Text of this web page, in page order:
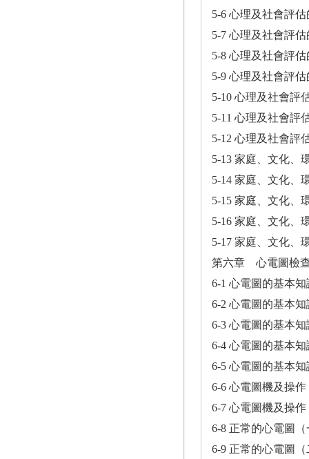
5-6 心理及社會評
5-7 心理及社會評
5-8 心理及社會評
5-9 心理及社會評
5-10 心理及社會評
5-11 心理及社會評
5-12 心理及社會評
5-13 家庭、文化、
5-14 家庭、文化、
5-15 家庭、文化、
5-16 家庭、文化、
5-17 家庭、文化、
第六章 心電圖檢
6-1 心電圖的基本
6-2 心電圖的基本
6-3 心電圖的基本
6-4 心電圖的基本
6-5 心電圖的基本
6-6 心電圖機及操
6-7 心電圖機及操
6-8 正常的心電圖（
6-9 正常的心電圖（